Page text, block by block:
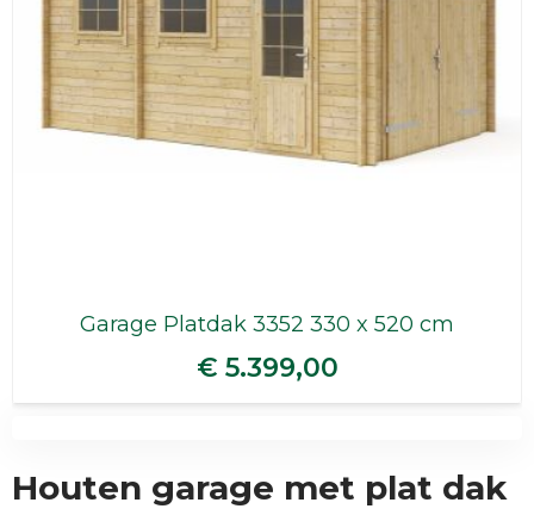
Garage Platdak 3352 330 x 520 cm
€ 5.399,00
Houten garage met plat dak